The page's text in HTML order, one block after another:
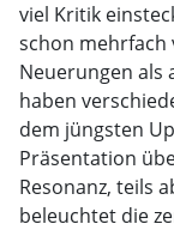
viel Kritik
schon mehrfach
Neuerungen als
haben
dem jüngsten
Präsentation
Resonanz, teils
beleuchtet die